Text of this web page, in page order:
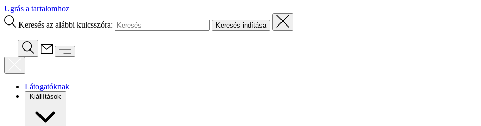
Ugrás a tartalomhoz
Keresés az alábbi kulcsszóra:
Látogatóknak
Kiállítások